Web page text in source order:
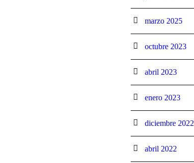
marzo 2025
octubre 2023
abril 2023
enero 2023
diciembre 2022
abril 2022